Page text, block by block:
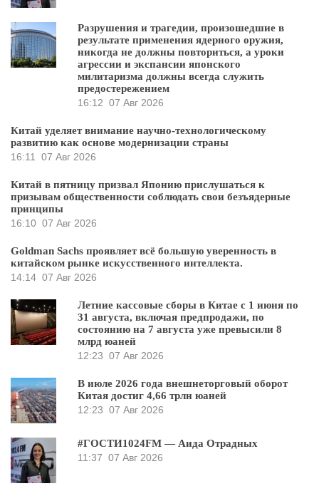
Разрушения и трагедии, произошедшие в
результате применения ядерного оружия,
никогда не должны повториться, а уроки
агрессии и экспансии японского
милитаризма должны всегда служить
предостережением
16:12 07 Авг 2026
Китай уделяет внимание научно-технологическому
развитию как основе модернизации страны
16:11
07 Авг 2026
Китай в пятницу призвал Японию прислушаться к
призывам общественности соблюдать свои безъядерные
принципы
16:10 07 Авг 2026
Goldman Sachs проявляет всё большую уверенность в
китайском рынке искусственного интеллекта.
14:14 07 Авг 2026
Летние кассовые сборы в Китае с 1 июня по
31 августа, включая предпродажи, по
состоянию на 7 августа уже превысили 8
млрд юаней
12:23 07 Авг 2026
В июле 2026 года внешнеторговый оборот
Китая достиг 4,66 трлн юаней
12:23 07 Авг 2026
#ГОСТИ1024FM — Аида Отрадных
11:37 07 Авг 2026